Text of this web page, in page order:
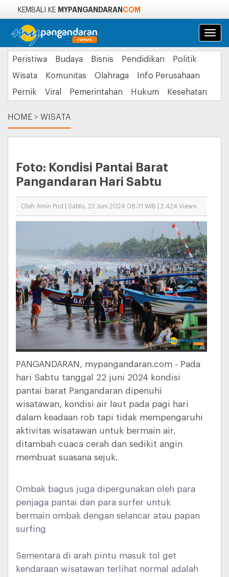
KEMBALI KE MYPANGANDARAN COM
Peristiwa Budaya Bisnis Pendidikan
Politik
Wisata
Komunitas Olahraga
Info Perusahaan
Pernik
Viral Pemerintahan Hukum Kesehatan
HOME > WISATA
Foto: Kondisi Pantai Barat
Pangandaran Hari Sabtu
Oleh Amin Pnd | Sabtu, 22 Juni 2024 08:31 WIB | 2.424 Views
PANGANDARAN, mypangandaran.com - Pada
hari Sabtu tanggal 22 juni 2024 kondisi
pantai barat Pangandaran dipenuhi
wisatawan, kondisi air laut pada pagi hari
dalam keadaan rob tapi tidak mempengaruhi
aktivitas wisatawan untuk bermain air,
ditambah cuaca cerah dan sedikit angin
membuat suasana sejuk.
Ombak bagus juga dipergunakan oleh para
penjaga pantai dan para surfer untuk
bermain ombak dengan selancar atau papan
surfing
Sementara di arah pintu masuk tol get
kendaraan wisatawan terlihat normal adalah